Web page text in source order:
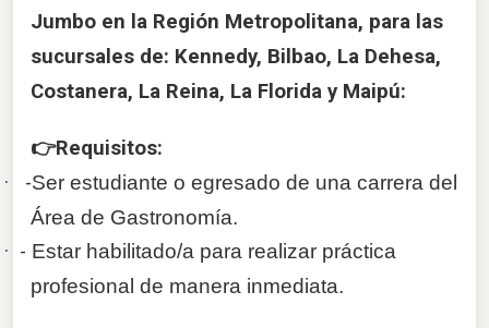
Jumbo en la Región Metropolitana, para las
sucursales de: Kennedy, Bilbao, La Dehesa,
Costanera, La Reina, La Florida y Maipú:
👉Requisitos:
· -Ser estudiante o egresado de una carrera del
Área de Gastronomía.
· - Estar habilitado/a para realizar práctica
profesional de manera inmediata.